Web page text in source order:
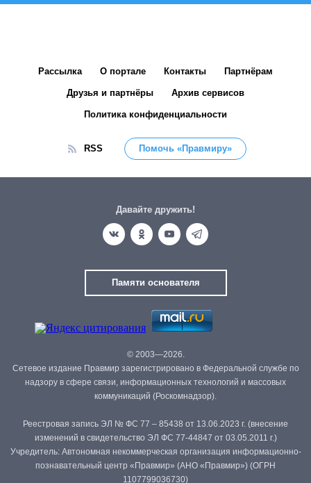
Рассылка О портале Контакты Партнёрам
Друзья и партнёры Архив сервисов
Политика конфиденциальности
RSS Помочь «Правмиру»
Давайте дружить!
Памяти основателя
© 2003—2026.
Сетевое издание Правмир зарегистрировано в Федеральной службе по
надзору в сфере связи, информационных технологий и массовых
коммуникаций (Роскомнадзор).
Реестровая запись ЭЛ № ФС 77 – 85438 от 13.06.2023 г. (внесение
изменений в свидетельство ЭЛ ФС 77-44847 от 03.05.2011 г.)
Учредитель: Автономная некоммерческая организация информационно-
познавательный центр «Правмир» (АНО «Правмир») (ОГРН
1107799036730)